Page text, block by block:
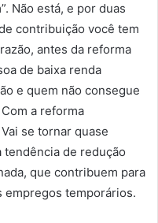
Não está, e por duas
contribuição você tem
antes da reforma
de baixa renda
e quem não consegue
a reforma
se tornar quase
de redução
que contribuem para
empregos temporários.